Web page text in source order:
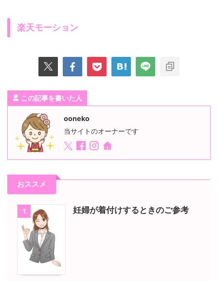
楽天モーション
この記事を書いた人
ooneko
当サイトのオーナーです
おススメ
1 妊婦が着付けするときのご参考